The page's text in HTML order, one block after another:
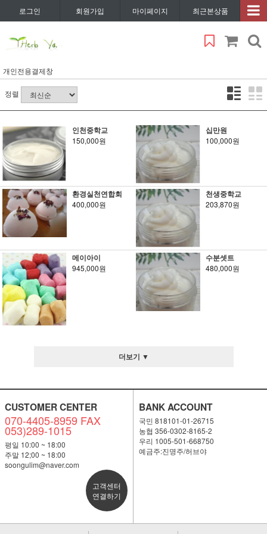
로그인 회원가입 마이페이지 최근본상품
개인전용결제창
정렬
인천중학교
150,000원
십만원
100,000원
환경실천연합회
400,000원
천생중학교
203,870원
메이아이
945,000원
수분셋트
480,000원
더보기 ▼
CUSTOMER CENTER
070-4405-8959 FAX
053)289-1015
평일 10:00 ~ 18:00
주말 12;00 ~ 18:00
soongulim@naver.com
고객센터
연결하기
BANK ACCOUNT
국민 818101-01-26715
농협 356-0302-8165-2
우리 1005-501-668750
예금주:진명주/허브야